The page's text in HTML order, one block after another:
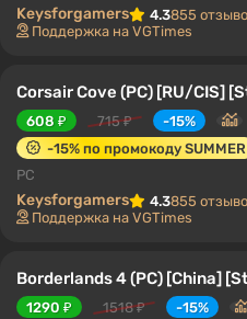
Keysforgamers 4.3855
Поддержка на VGTimes
Corsair Cove (PC) [RU/CIS]
608 ₽ 715 ₽
-15%
-15% по промокоду SUMMER
PC
Keysforgamers 4.3855
Поддержка на VGTimes
Borderlands 4 (PC) [China]
1290 ₽ 1518 ₽
-15%